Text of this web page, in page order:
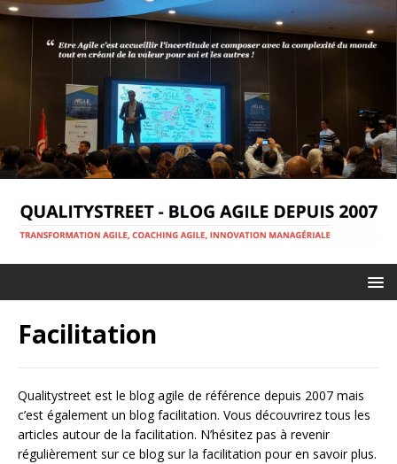
Facilitation
Qualitystreet est le blog agile de référence depuis 2007 mais
c’est également un blog facilitation. Vous découvrirez tous les
articles autour de la facilitation. N’hésitez pas à revenir
régulièrement sur ce blog sur la facilitation pour en savoir plus.